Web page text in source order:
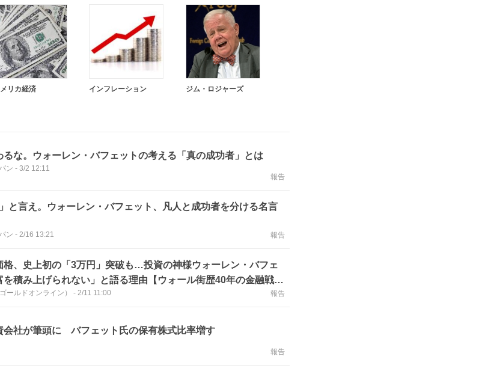
リカ経済 インフレーション ジム・ロジャーズ
るな。ウォーレン・バフェットの考える「真の成功者」とは
ン - 3/2 12:11
報告
と言え。ウォーレン・バフェット、凡人と成功者を分ける名言
ン - 2/16 13:21 報告
格、史上初の「3万円」突破も…投資の神様ウォーレン・バフェ
を積み上げられない」と語る理由【ウォール街歴40年の金融戦略
ールドオンライン） - 2/11 11:00 報告
会社が筆頭に バフェット氏の保有株式比率増す
報告